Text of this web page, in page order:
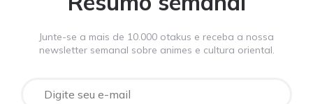
Junte-se a mais de 10.000 otakus e receba a nossa
newsletter semanal sobre animes e cultura oriental.